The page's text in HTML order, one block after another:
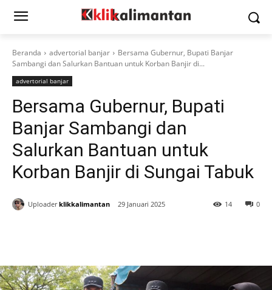
Beranda advertorial banjar
Bersama Gubernur, Bupati Banjar
Sambangi dan Salurkan Bantuan untuk Korban Banjir di...
advertorial banjar
Bersama Gubernur, Bupati
Banjar Sambangi dan
Salurkan Bantuan untuk
Korban Banjir di Sungai Tabuk
Uploader klikkalimantan 29 Januari 2025 0
14